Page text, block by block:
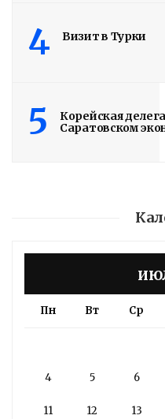
4 Визит в Турки
5
Корейская
Саратовском
Пн Вт Ср
4 5 6
11 12 13